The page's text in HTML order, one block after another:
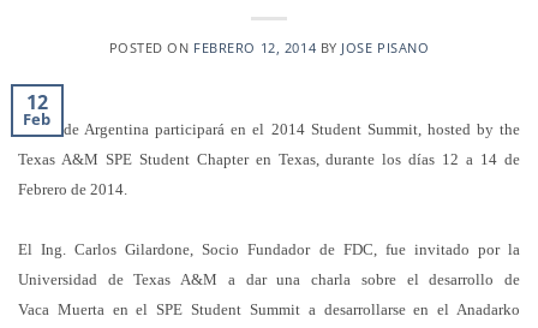
POSTED ON FEBRERO 12, 2014 BY JOSE PISANO
12
Feb
F.D.C. de Argentina participará en el 2014 Student Summit, hosted by the
Texas A&M SPE Student Chapter en Texas, durante los días 12a 14 de
Febrero de 2014.
El Ing. Carlos Gilardone, Socio Fundador de FDC, fue invitado por la
Universidad de Texas A&M a dar una charla sobre el desarrollo de
Vaca Muerta en el SPE Student Summit a desarrollarse en el Anadarko